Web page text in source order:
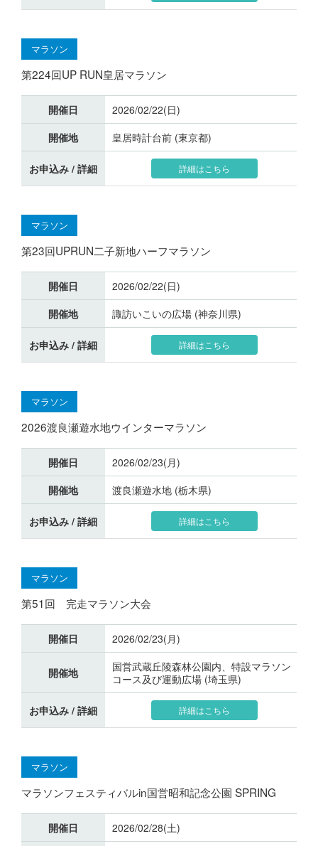
マラソン
第224回UP RUN皇居マラソン
開催日
2026/02/22(日)
開催地
皇居時計台前 (東京都)
お申込み / 詳細 詳細はこちら
マラソン
第23回UPRUN二子新地ハーフマラソン
開催日
2026/02/22(日)
開催地
諏訪いこいの広場 (神奈川県)
お申込み / 詳細 詳細はこちら
マラソン
2026渡良瀬遊水地ウインターマラソン
開催日
2026/02/23(月)
開催地
渡良瀬遊水地 (栃木県)
お申込み / 詳細 詳細はこちら
マラソン
第51回 完走マラソン大会
開催日 2026/02/23(月)
開催地
国営武蔵丘陵森林公園内、特設マラソン
コース及び運動広場 (埼玉県)
お申込み / 詳細 詳細はこちら
マラソン
マラソンフェスティバルin国営昭和記念公園 SPRING
開催日 2026/02/28(土)